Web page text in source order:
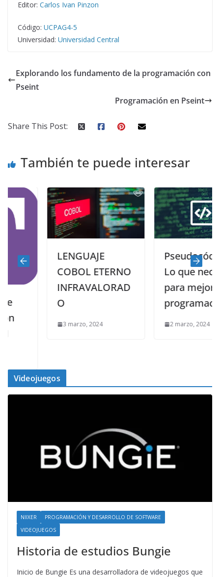
Editor: Carlos Ivan Pinzon
Código: UCPAG4-5
Universidad: Universidad Central
Explorando los fundamento de la programación con
Pseint
Programación en Pseint
Share This Post:
También te puede interesar
LENGUAJE
COBOL ETERNO
INFRAVALORAD
3 marzo, 2024
Pseudocódigos:
Lo que necesitas
para mejorar tu
programación
2 marzo, 2024
Videojuegos
NIIXER
PROGRAMACIÓN Y DESARROLLO DE SOFTWARE
VIDEOJUEGOS
Historia de estudios Bungie
Inicio de Bungie Es una desarrolladora de videojuegos que